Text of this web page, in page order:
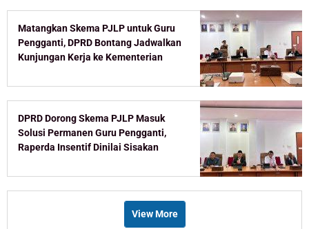
Matangkan Skema PJLP untuk Guru
Pengganti, DPRD Bontang Jadwalkan
Kunjungan Kerja ke Kementerian
DPRD Dorong Skema PJLP Masuk
Solusi Permanen Guru Pengganti,
Raperda Insentif Dinilai Sisakan
View More